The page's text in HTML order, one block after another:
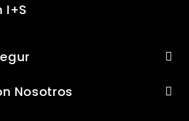
I+S
Nosotros